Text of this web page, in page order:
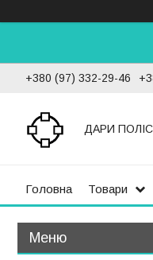
+380 (97) 332-29-46
ДАРИ
Головна Товари